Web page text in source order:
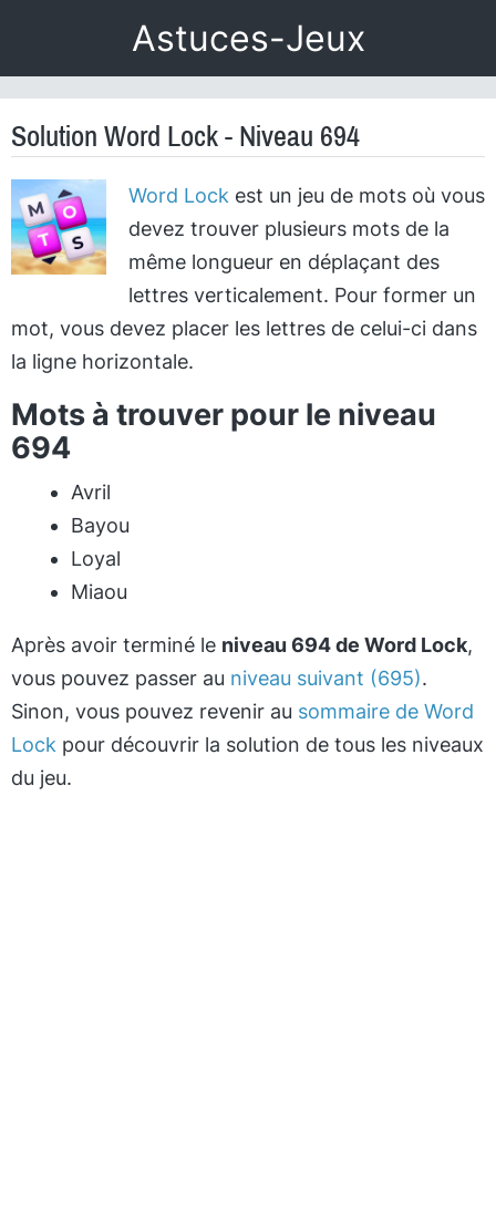
Astuces-Jeux
Solution Word Lock - Niveau 694
Word Lock est un jeu de mots où vous
devez trouver plusieurs mots de la
même longueur en déplaçant des
lettres verticalement. Pour former un
mot, vous devez placer les lettres de celui-ci dans
la ligne horizontale.
Mots à trouver pour le niveau
694
Avril
Bayou
Loyal
Miaou
Après avoir terminé le niveau 694 de Word Lock,
vous pouvez passer au niveau suivant (695).
Sinon, vous pouvez revenir au sommaire de Word
Lock pour découvrir la solution de tous les niveaux
du jeu.